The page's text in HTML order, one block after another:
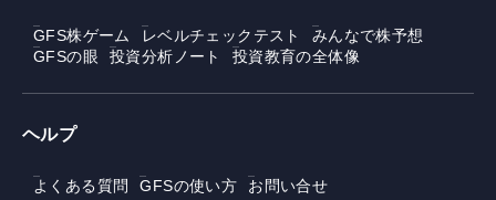
GFS株ゲーム レベルチェックテスト
みんなで株予想
GFSの眼
投資分析ノート 投資教育の全体像
ヘルプ
よくある質問 GFSの使い方 お問い合せ